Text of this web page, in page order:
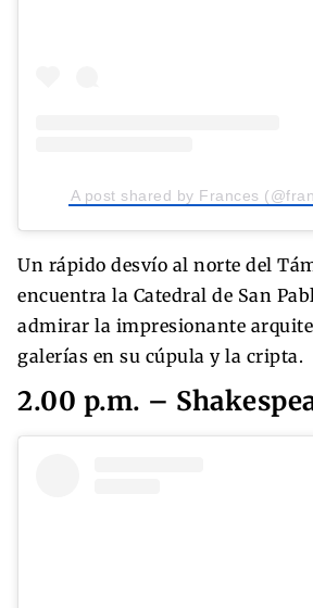
A post shared by Frances
Un rápido desvío al norte del
encuentra la Catedral de San
admirar la impresionante
galerías en su cúpula y la cripta.
2.00 p.m. –